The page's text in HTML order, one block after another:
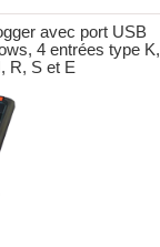
avec port USB
4 entrées type K,
R, S et E